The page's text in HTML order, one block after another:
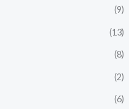
(9)
(13)
(8)
(2)
(6)